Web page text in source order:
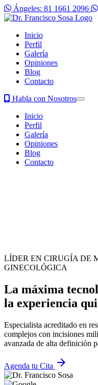
Ángeles: 81 1661 2096
Inicio
Perfil
Galería
Opiniones
Blog
Contacto
Habla con Nosotros
Inicio
Perfil
Galería
Opiniones
Blog
Contacto
LÍDER EN CIRUGÍA DE
GINECOLÓGICA
La máxima
la experiencia
Especialista acreditado en
complejos con incisiones
avanzada de alta definición
Agenda tu Cita arrow_forward